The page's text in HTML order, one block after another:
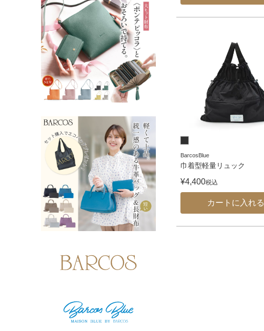
BarcosBlue
巾着型軽量リュック
¥4,400税込
カートに入れる